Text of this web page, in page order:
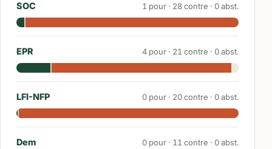
SOC 1 pour · 28contre · 0abst.
EPR 4 pour · 21 contre · 0abst.
LFI-NFP 0 pour · 20contre · 0abst.
Dem 0 pour · 11 contre · 0abst.